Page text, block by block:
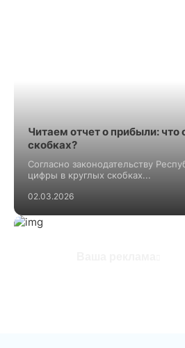
Читаем отчет о прибыли:
скобках?
Согласно законодательству
цифры в круглых скобках...
02.03.2026